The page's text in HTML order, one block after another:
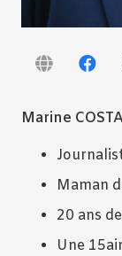
Marine
Maman
20 ans
Une